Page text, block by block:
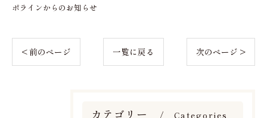
ポラインからのお知らせ
< 前のページ 一覧に戻る 次のページ >
カテゴリー Categories